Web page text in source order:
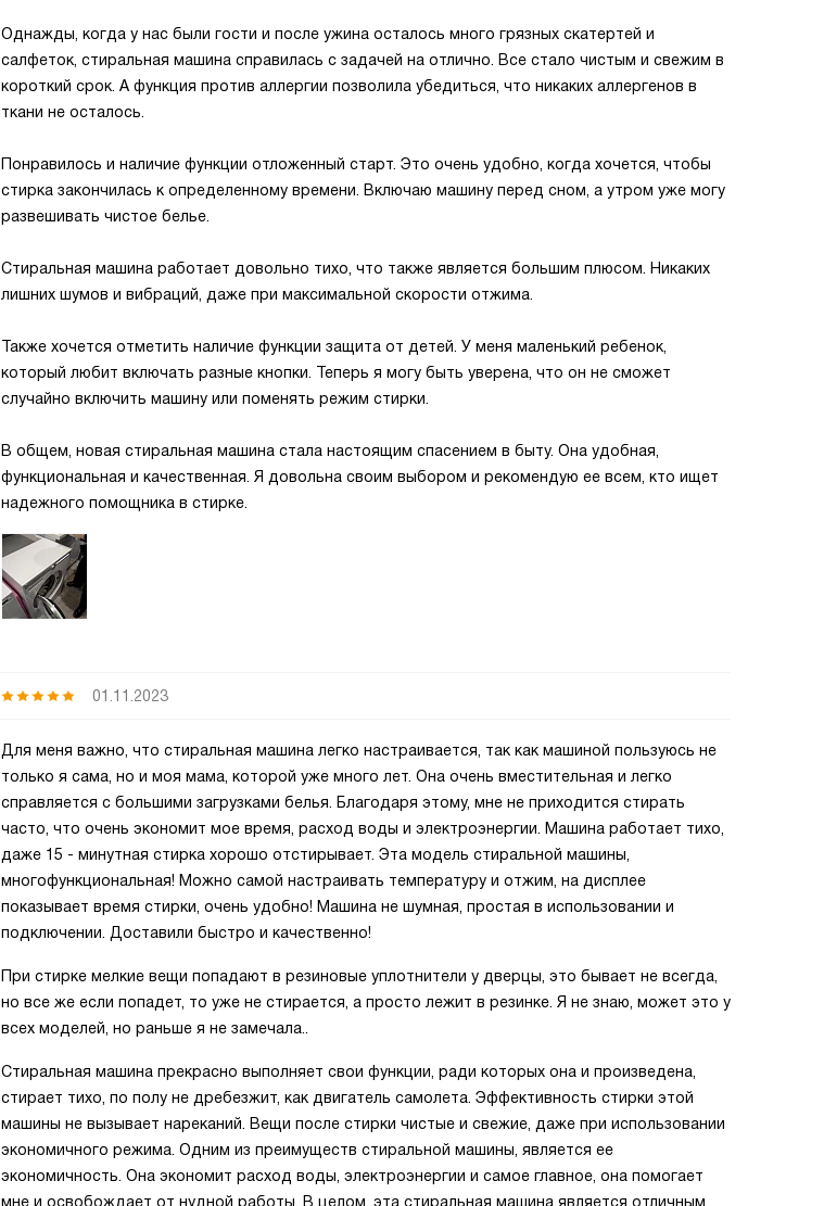
Однажды, когда у нас были гости и после ужина осталось много грязных скатертей и
салфеток, стиральная машина справилась с задачей на отлично. Все стало чистым и свежим в
короткий срок. А функция против аллергии позволила убедиться, что никаких аллергенов в
ткани не осталось.
Понравилось и наличие функции отложенный старт. Это очень удобно, когда хочется, чтобы
стирка закончилась к определенному времени. Включаю машину перед сном, а утром уже могу
развешивать чистое белье.
Стиральная машина работает довольно тихо, что также является большим плюсом. Никаких
лишних шумов и вибраций, даже при максимальной скорости отжима.
Также хочется отметить наличие функции защита от детей. У меня маленький ребенок,
который любит включать разные кнопки. Теперь я могу быть уверена, что он не сможет
случайно включить машину или поменять режим стирки.
В общем, новая стиральная машина стала настоящим спасением в быту. Она удобная,
функциональная и качественная. Я довольна своим выбором и рекомендую ее всем, кто ищет
надежного помощника в стирке.
01.11.2023
Для меня важно, что стиральная машина легко настраивается, так как машиной пользуюсь не
только я сама, но и моя мама, которой уже много лет. Она очень вместительная и легко
справляется с большими загрузками белья. Благодаря этому, мне не приходится стирать
часто, что очень экономит мое время, расход воды и электроэнергии. Машина работает тихо,
даже 15 - минутная стирка хорошо отстирывает. Эта модель стиральной машины,
многофункциональная! Можно самой настраивать температуру и отжим, на дисплее
показывает время стирки, очень удобно! Машина не шумная, простая в использовании и
подключении. Доставили быстро и качественно!
При стирке мелкие вещи попадают в резиновые уплотнители у дверцы, это бывает не всегда,
но все же если попадет, то уже не стирается, а просто лежит в резинке. Я не знаю, может это у
всех моделей, но раньше я не замечала..
Стиральная машина прекрасно выполняет свои функции, ради которых она и произведена,
стирает тихо, по полу не дребезжит, как двигатель самолета. Эффективность стирки этой
машины не вызывает нареканий. Вещи после стирки чистые и свежие, даже при использовании
экономичного режима. Одним из преимуществ стиральной машины, является ее
экономичность. Она экономит расход воды, электроэнергии и самое главное, она помогает
мне и освобождает от нудной работы. В целом, эта стиральная машина является отличным